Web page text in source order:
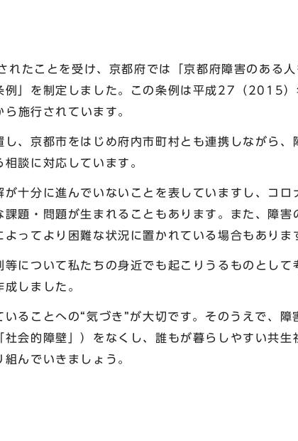
たことを受け、京都府では「京都府障害のある人
例」を制定しました。この条例は平成27（2015
施行されています。
、京都市をはじめ府内市町村とも連携しながら、
談に対応しています。
十分に進んでいないことを表していますし、コロ
題・問題が生まれることもあります。また、障害
ってより困難な状況に置かれている場合もありま
について私たちの身近でも起こりうるものとして
しました。
ることへの“気づき”が大切です。そのうえで、障
会的障壁」）をなくし、誰もが暮らしやすい共生
んでいきましょう。